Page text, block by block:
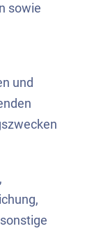
sowie
und